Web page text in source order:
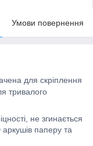
Умови повернення
для скріплення
тривалого
не згинається
паперу та